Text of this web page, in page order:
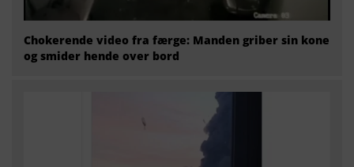
Chokerende video fra færge: Manden griber sin kone
og smider hende over bord